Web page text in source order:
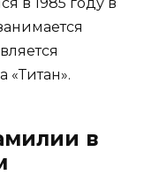
«Титан».
в